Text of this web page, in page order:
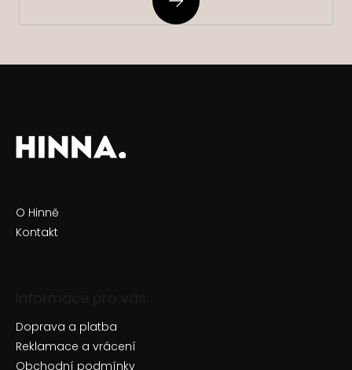
SE
O Hinně
Kontakt
Doprava a platba
Reklamace a vrácení
Obchodní podmínky